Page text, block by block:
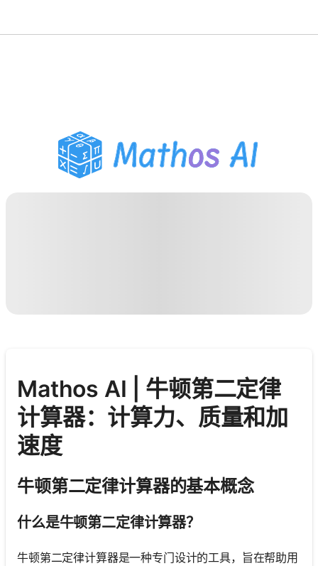
PDF 作业助手
学习工具
Mathos AI | 牛顿第二定律
计算器：计算力、质量和加
速度
牛顿第二定律计算器的基本概念
什么是牛顿第二定律计算器？
牛顿第二定律计算器是一种专门设计的工具，旨在帮助用